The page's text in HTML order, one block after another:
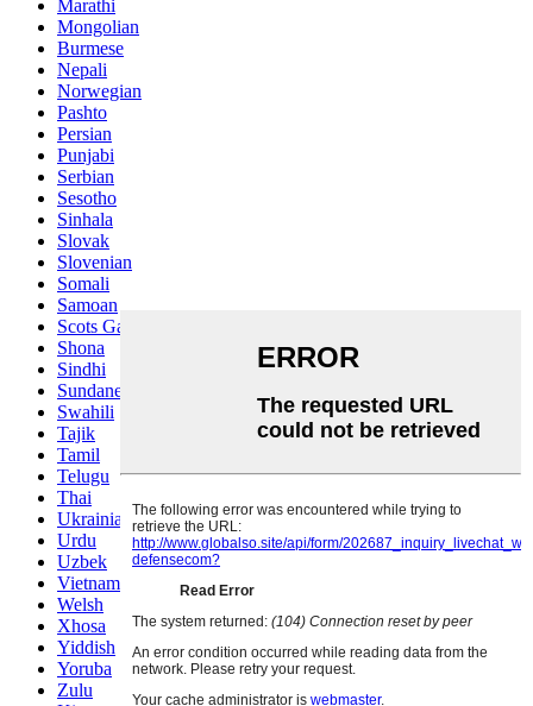
Marathi
Mongolian
Burmese
Nepali
Norwegian
Pashto
Persian
Punjabi
Serbian
Sesotho
Sinhala
Slovak
Slovenian
Somali
Samoan
Scots Gaelic
Shona
Sindhi
Sundanese
Swahili
Tajik
Tamil
Telugu
Thai
Ukrainian
Urdu
Uzbek
Vietnamese
Welsh
Xhosa
Yiddish
Yoruba
Zulu